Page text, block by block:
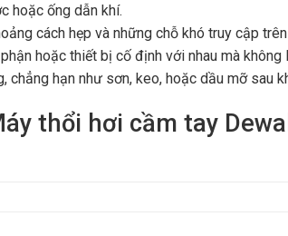
hoặc ống dẫn khí.
cách hẹp và những chỗ khó truy cập
hoặc thiết bị cố định với nhau mà
chẳng hạn như sơn, keo, hoặc dầu mỡ sau
thổi hơi cầm tay